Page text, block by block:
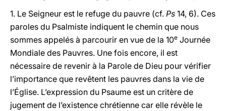
1. Le Seigneur est le refuge du pauvre (cf. Ps 14, 6). Ces
paroles du Psalmiste indiquent le chemin que nous
sommes appelés à parcourir en vue de la 10e Journée
Mondiale des Pauvres. Une fois encore, il est
nécessaire de revenir à la Parole de Dieu pour vérifier
l’importance que revêtent les pauvres dans la vie de
l’Église. L’expression du Psaume est un critère de
jugement de l’existence chrétienne car elle révèle le